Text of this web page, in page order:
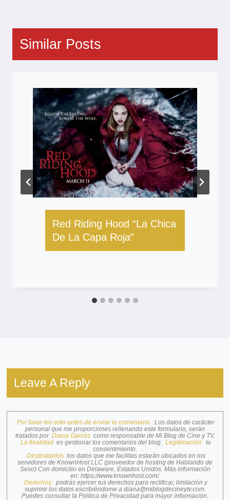
Similar Posts
Red Riding Hood “La Chica
De La Capa Roja”
Leave A Reply
Por favor lee esto antes de enviar tu comentario. Los datos de carácter
personal que me proporciones rellenando este formulario, serán
tratados por Diana Garcés como responsable de Mi Blog de Cine y TV.
La finalidad es gestionar los comentarios del blog. Legitimación: tu
consentimiento.
Destinatarios: los datos que me facilitas estarán ubicados en los
servidores de KnownHost LLC (proveedor de hosting de Hablando de
Sexo) Con domicilio en Delaware, Estados Unidos. Más información
en: https://www.knownhost.com/.
Derechos: podrás ejercer tus derechos para rectificar, limitación y
suprimir los datos escribiéndome a diana@miblogdecineytv.com.
Puedes consultar la Política de Privacidad para mayor información.